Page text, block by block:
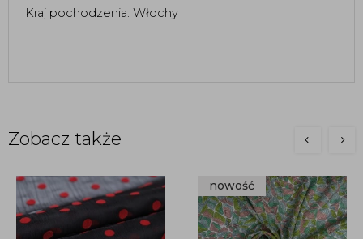
Kraj pochodzenia: Włochy
Zobacz także
nowość